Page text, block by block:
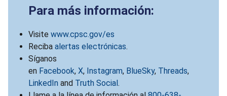
Para más información:
Visite www.cpsc.gov/es
Reciba alertas electrónicas.
Síganos
en Facebook, X, Instagram, BlueSky, Threads,
LinkedIn and Truth Social.